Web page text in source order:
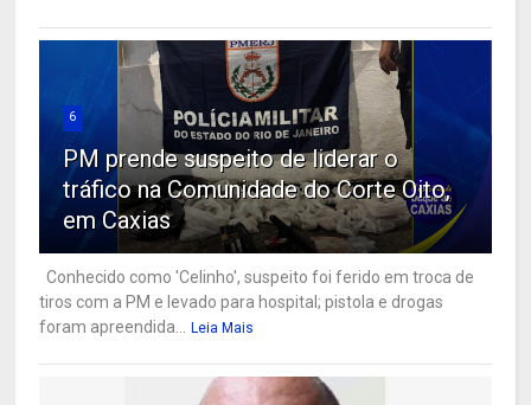
6
PM prende suspeito de liderar o
tráfico na Comunidade do Corte Oito,
em Caxias
Conhecido como 'Celinho', suspeito foi ferido em troca de
tiros com a PM e levado para hospital; pistola e drogas
foram apreendida...
Leia Mais